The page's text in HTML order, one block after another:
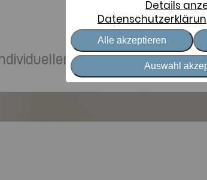
Details
Alle akzeptieren
Auswahl
Zeit
Schlafwünschen